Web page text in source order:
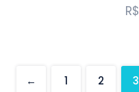
R$
← 1 2 3